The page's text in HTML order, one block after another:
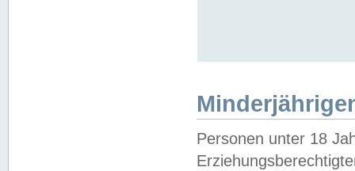
Personen unter 18